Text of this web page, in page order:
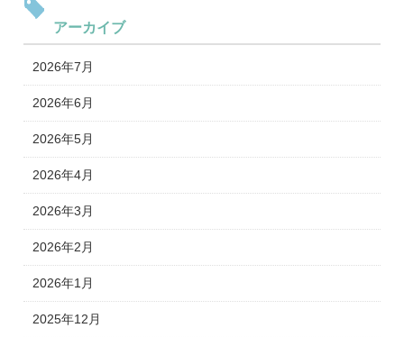
アーカイブ
2026年7月
2026年6月
2026年5月
2026年4月
2026年3月
2026年2月
2026年1月
2025年12月